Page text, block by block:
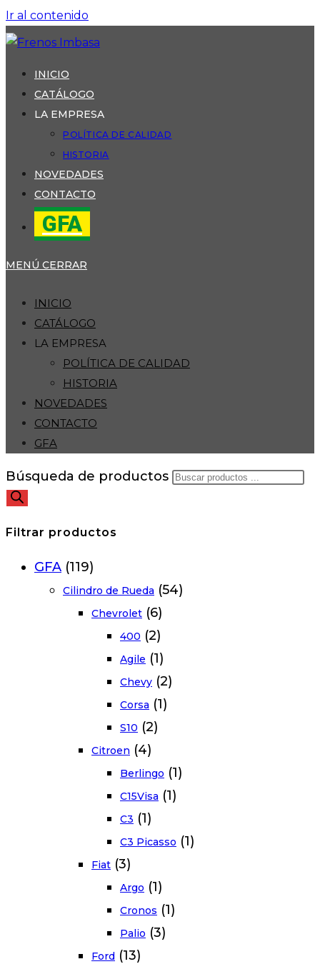
Ir al contenido
INICIO
CATÁLOGO
LA EMPRESA
POLÍTICA DE CALIDAD
HISTORIA
NOVEDADES
CONTACTO
GFA
MENÚ CERRAR
INICIO
CATÁLOGO
LA EMPRESA
POLÍTICA DE CALIDAD
HISTORIA
NOVEDADES
CONTACTO
GFA
Búsqueda de productos
Filtrar productos
GFA (119)
Cilindro de Rueda (54)
Chevrolet (6)
400 (2)
Agile (1)
Chevy (2)
Corsa (1)
S10 (2)
Citroen (4)
Berlingo (1)
C15Visa (1)
C3 (1)
C3 Picasso (1)
Fiat (3)
Argo (1)
Cronos (1)
Palio (3)
Ford (13)